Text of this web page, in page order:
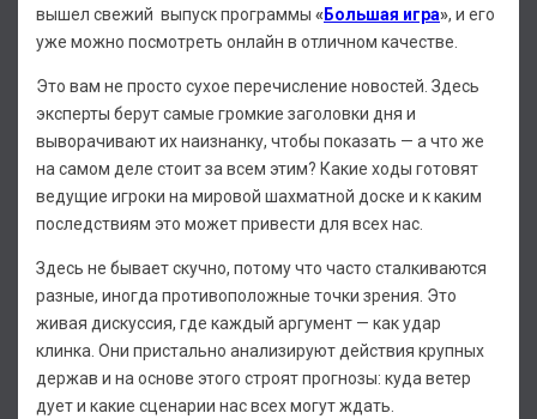
вышел свежий выпуск программы « Большая игра», и его
уже можно посмотреть онлайн в отличном качестве.
Это вам не просто сухое перечисление новостей. Здесь
эксперты берут самые громкие заголовки дня и
выворачивают их наизнанку, чтобы показать — а что же
на самом деле стоит за всем этим? Какие ходы готовят
ведущие игроки на мировой шахматной доске и к каким
последствиям это может привести для всех нас.
Здесь не бывает скучно, потому что часто сталкиваются
разные, иногда противоположные точки зрения. Это
живая дискуссия, где каждый аргумент — как удар
клинка. Они пристально анализируют действия крупных
держав и на основе этого строят прогнозы: куда ветер
дует и какие сценарии нас всех могут ждать.